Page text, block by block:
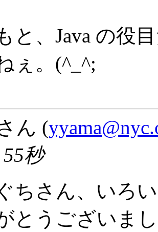
と、Java の役
ぇ。(^_^;
ん (
秒
ちさん、いろ
とうございま